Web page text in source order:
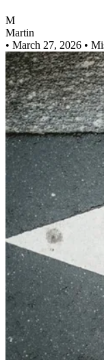
M
Martin
• March 27, 2026 •